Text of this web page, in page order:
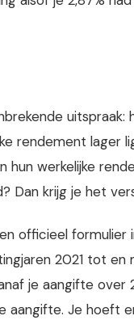
rendement lager
hun werkelijke
Dan krijg je het
officieel formulier
2021 tot
je aangifte
aangifte. Je hoeft